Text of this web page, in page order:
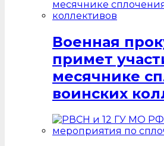
Военная
примет
месячнике
воинских